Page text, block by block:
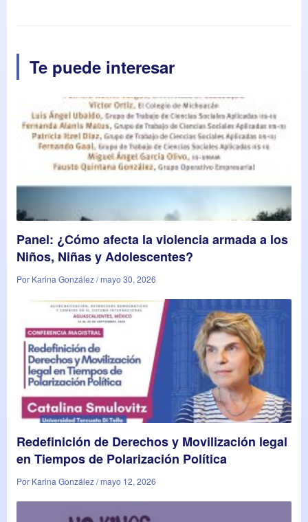
Te puede interesar
Panel: ¿Cómo afecta la violencia armada a los
Niños, Niñas y Adolescentes?
Por Karina González / mayo 30, 2026
Redefinición de Derechos y Movilización legal
en Tiempos de Polarización Política
Por Karina González / mayo 12, 2026